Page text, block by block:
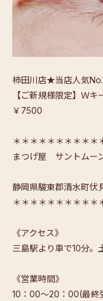
柿田川店★当店人気
【ご新規様限定】Ｗ
￥7500
＊＊＊＊＊＊＊＊＊＊
まつげ屋 サントムー
静岡県駿東郡清水町伏
＊＊＊＊＊＊＊＊＊＊
《アクセス》
三島駅より車で10分。
《営業時間》
10：00～20：00(最終